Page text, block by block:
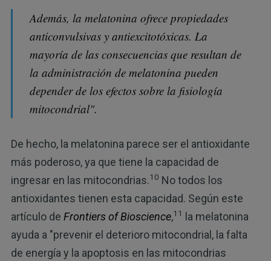
Además, la melatonina ofrece propiedades
anticonvulsivas y antiexcitotóxicas. La
mayoría de las consecuencias que resultan de
la administración de melatonina pueden
depender de los efectos sobre la fisiología
mitocondrial".
De hecho, la melatonina parece ser el antioxidante
más poderoso, ya que tiene la capacidad de
ingresar en las mitocondrias.10 No todos los
antioxidantes tienen esta capacidad. Según este
artículo de Frontiers of Bioscience,11
la melatonina
ayuda a "prevenir el deterioro mitocondrial, la falta
de energía y la apoptosis en las mitocondrias